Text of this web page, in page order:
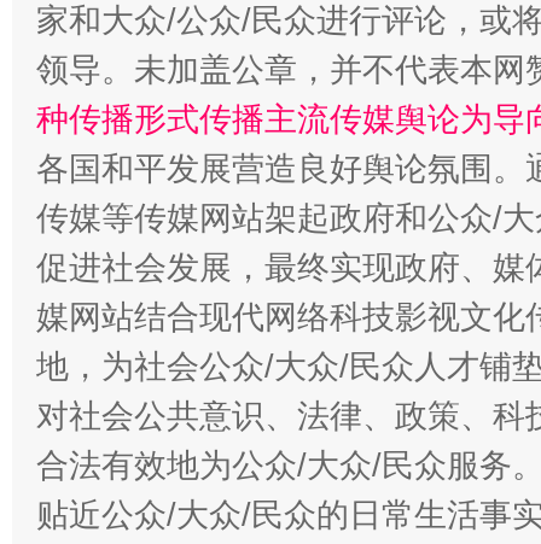
完善运行机制助力责任有效落实 一纸欠
东山县通报“牛蛙产品抗生素超标问题” 法
家和大众/公众/民众进行评论，或
领导。未加盖公章，并不代表本
种传播形式传播主流传媒舆论为导
各国和平发展营造良好舆论氛围
传媒等传媒网站架起政府和公众/
促进社会发展，最终实现政府、
媒网站结合现代网络科技影视文
地，为社会公众/大众/民众人才铺
对社会公共意识、法律、政策、
合法有效地为公众/大众/民众服务
贴近公众/大众/民众的日常生活事